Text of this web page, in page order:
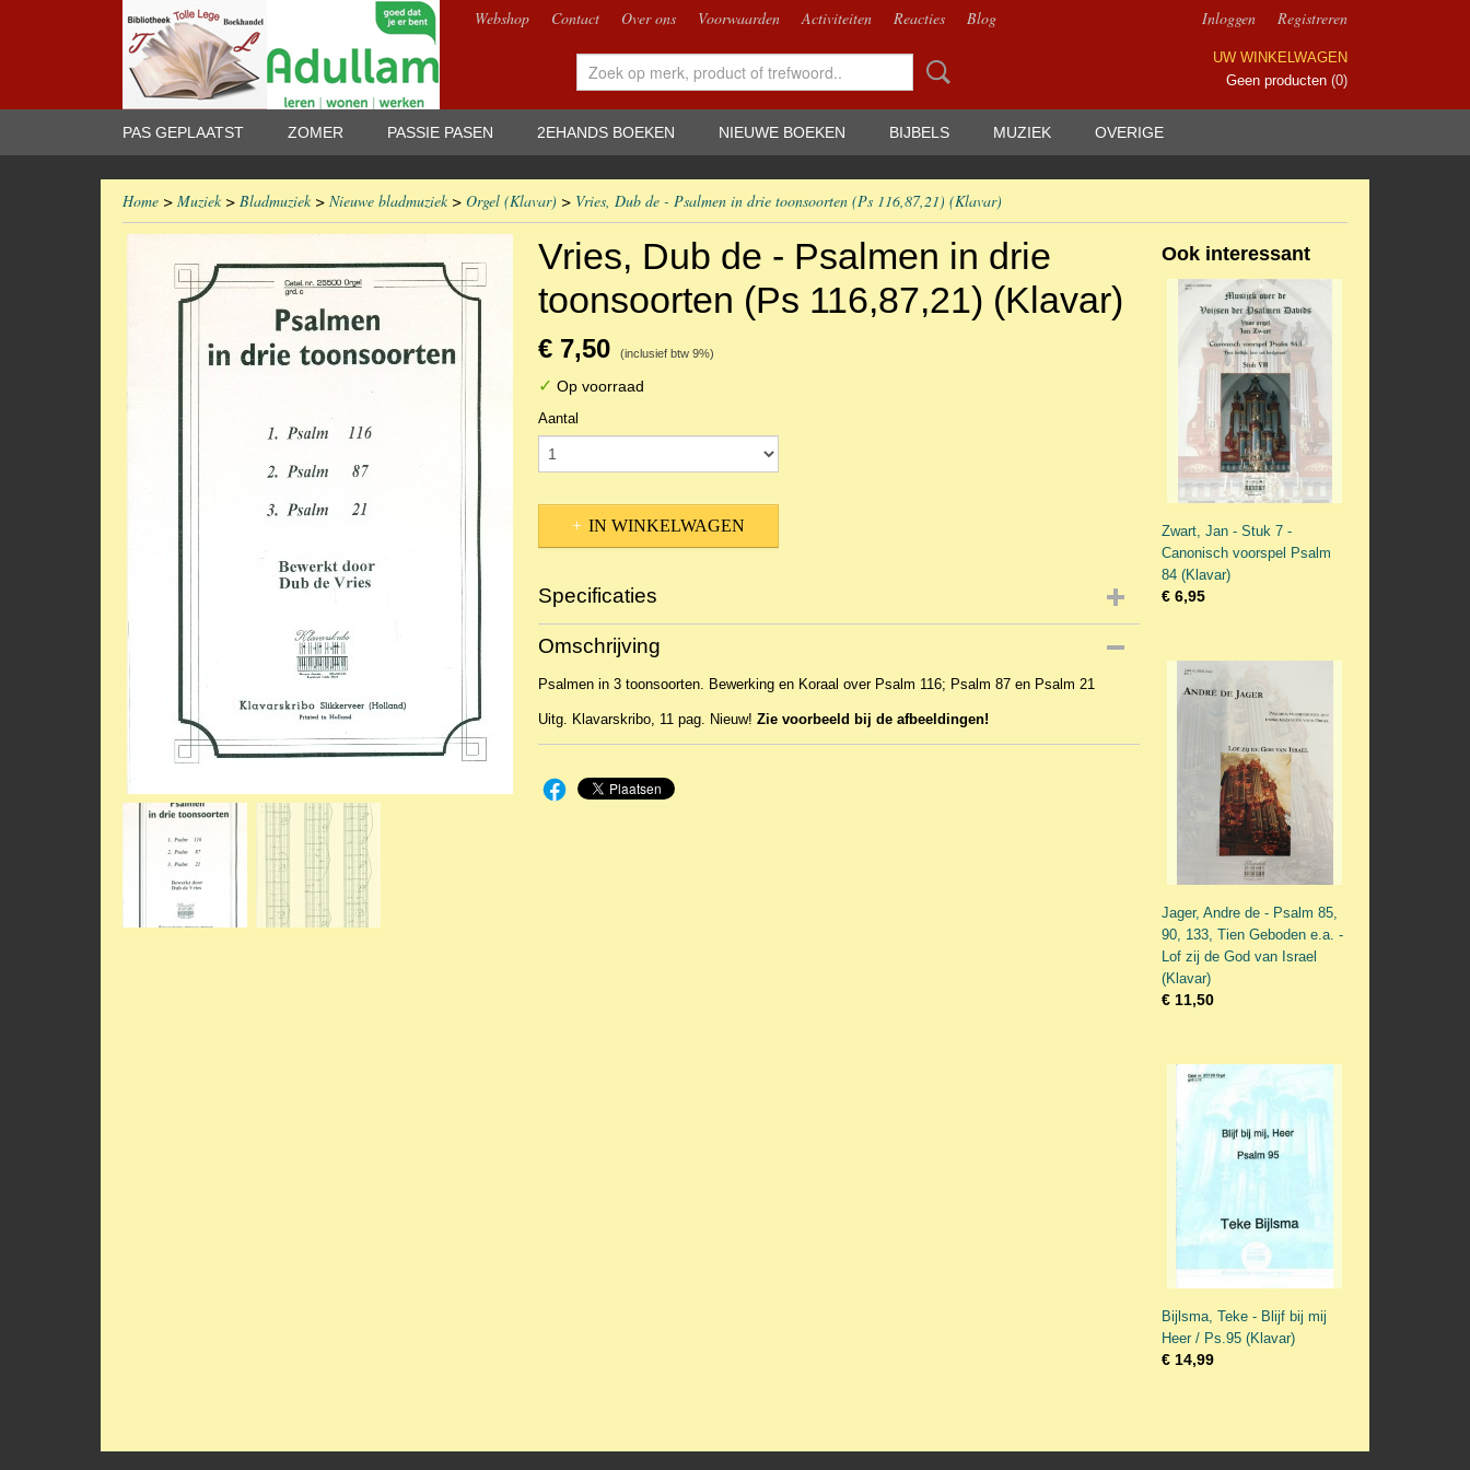
Webshop Contact Over ons Voorwaarden Activiteiten Reacties Blog Inloggen Registreren
UW WINKELWAGEN
Geen producten (0)
PAS GEPLAATST ZOMER PASSIE PASEN 2EHANDS BOEKEN NIEUWE BOEKEN BIJBELS MUZIEK OVERIGE
Home > Muziek> Bladmuziek> Nieuwe bladmuziek> Orgel (Klavar) > Vries, Dub de - Psalmen in drie toonsoorten (Ps 116,87,21) (Klavar)
Vries, Dub de - Psalmen in drie
toonsoorten (Ps 116,87,21) (Klavar)
€ 7,50 (inclusief btw 9%)
✓ Op voorraad
Aantal
IN WINKELWAGEN
Specificaties
Productcode
EAN code
Omschrijving
Psalmen in 3 toonsoorten. Bewerking en Koraal over Psalm 116; Psalm 87 en Psalm 21
Uitg. Klavarskribo, 11 pag. Nieuw! Zie voorbeeld bij de afbeeldingen!
Ook interessant
Zwart, Jan - Stuk 7 -
Canonisch voorspel Psalm
84 (Klavar)
€ 6,95
Jager, Andre de - Psalm 85,
90, 133, Tien Geboden e.a. -
Lof zij de God van Israel
(Klavar)
€ 11,50
Bijlsma, Teke - Blijf bij mij
Heer / Ps.95 (Klavar)
€ 14,99